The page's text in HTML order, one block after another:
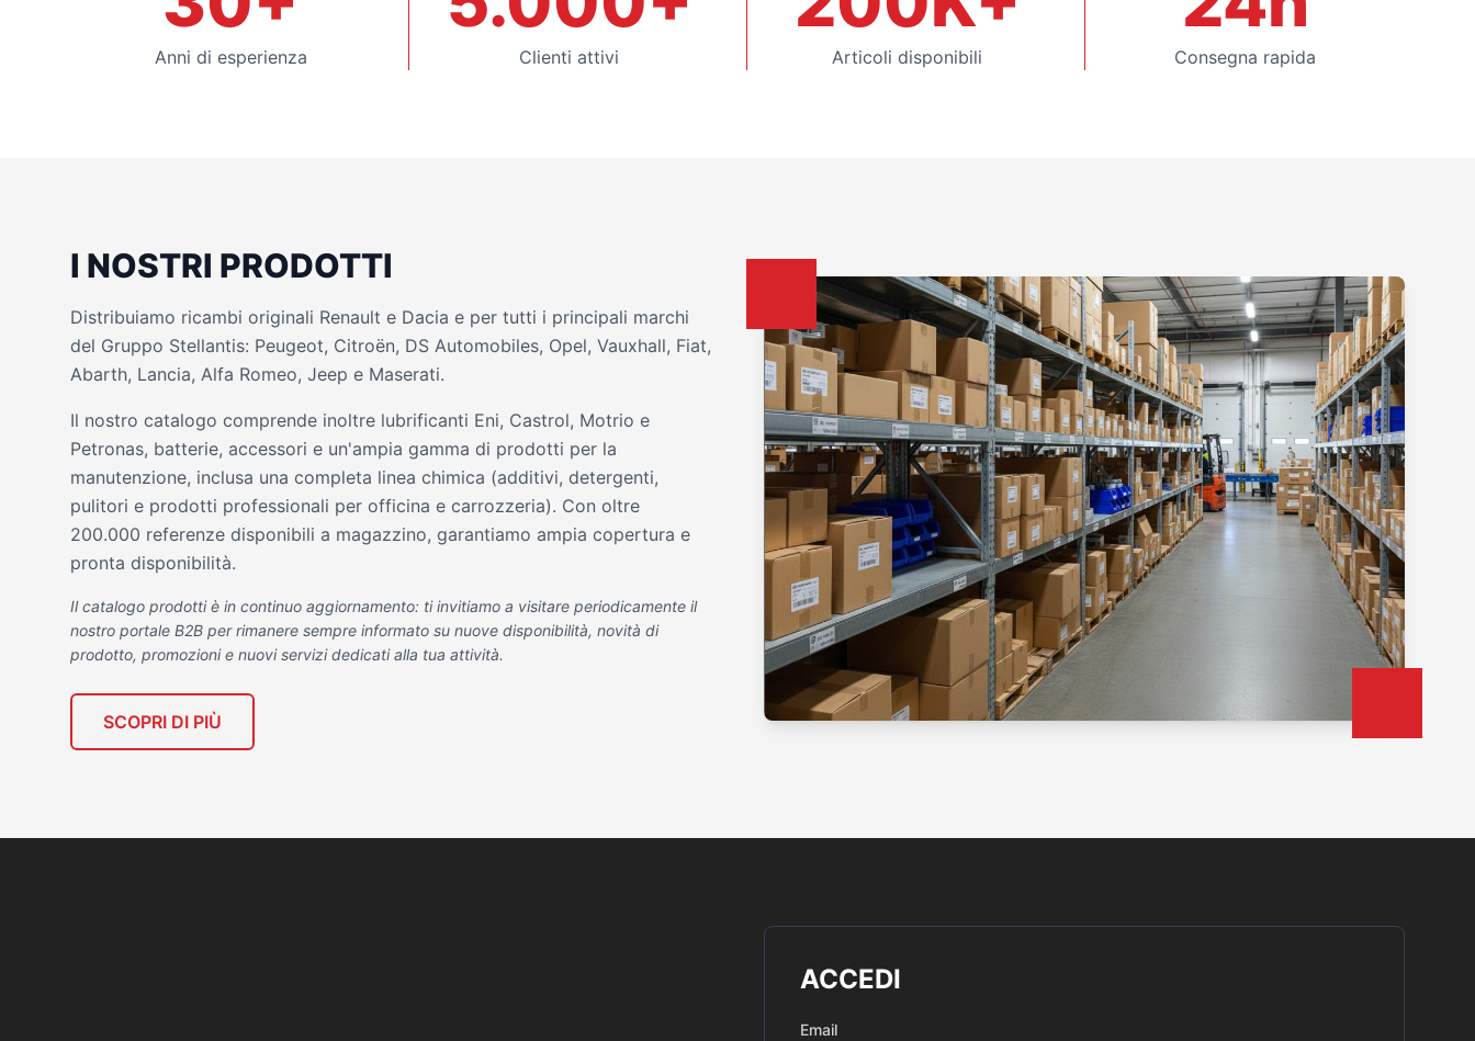
Anni di esperienza Clienti attivi Articoli disponibili Consegna rapida
I NOSTRI PRODOTTI
Distribuiamo ricambi originali Renault e Dacia e per tutti i principali marchi
del Gruppo Stellantis: Peugeot, Citroën, DS Automobiles, Opel, Vauxhall, Fiat,
Abarth, Lancia, Alfa Romeo, Jeep e Maserati.
Il nostro catalogo comprende inoltre lubrificanti Eni, Castrol, Motrio e
Petronas, batterie, accessori e un'ampia gamma di prodotti per la
manutenzione, inclusa una completa linea chimica (additivi, detergenti,
pulitori e prodotti professionali per officina e carrozzeria). Con oltre
200.000 referenze disponibili a magazzino, garantiamo ampia copertura e
pronta disponibilità.
Il catalogo prodotti è in continuo aggiornamento: ti invitiamo a visitare periodicamente il
nostro portale B2B per rimanere sempre informato su nuove disponibilità, novità di
prodotto, promozioni e nuovi servizi dedicati alla tua attività.
SCOPRI DI PIÙ
ACCEDI
Email